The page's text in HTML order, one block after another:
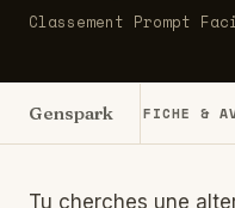
Classement Prompt
Genspark FICHE &
Tu cherches une